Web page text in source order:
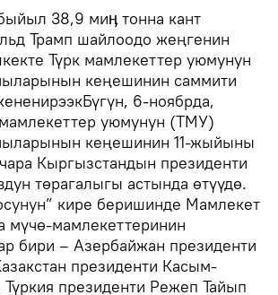
38,9 миӊ тонна кант
Трамп шайлоодо жеңгенин
Түрк мамлекеттер уюмунун
кеңешинин саммити
6-ноябрда,
уюмунун (ТМУ)
кеңешинин 11-жыйыны
Кыргызстандын президенти
төрагалыгы астында өтүүдө.
кире беришинде Мамлекет
мамлекеттеринин
бири – Азербайжан президенти
президенти Касым-
президенти Режеп Тайып